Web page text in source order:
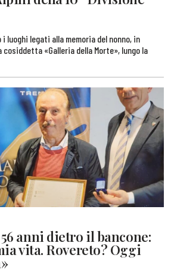
luoghi legati alla memoria del nonno, in
«Galleria della Morte», lungo la
anni dietro il bancone:
vita. Rovereto? Oggi